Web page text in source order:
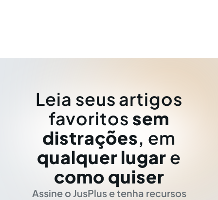
Leia seus artigos
favoritos sem
distrações, em
qualquer lugar e
como quiser
Assine o JusPlus e tenha recursos